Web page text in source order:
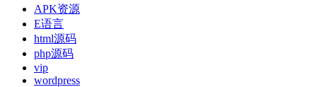
APK资源
E语言
html源码
php源码
vip
wordpress